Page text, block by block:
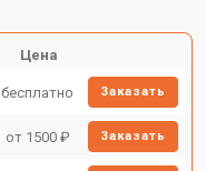
Цена
бесплатно Заказать
от 1500 ₽ Заказать